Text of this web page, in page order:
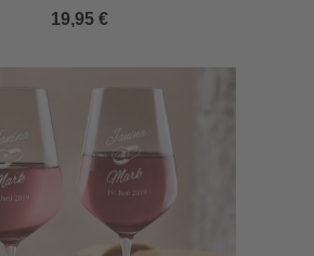
19,95 €